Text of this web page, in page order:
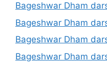
Bageshwar Dham
Bageshwar Dham
Bageshwar Dham
Bageshwar Dham